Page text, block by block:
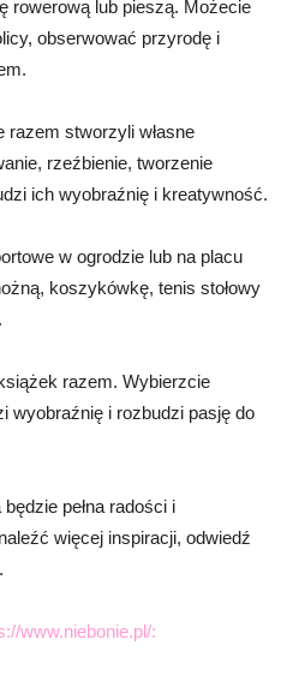
rowerową lub pieszą. Możecie
obserwować przyrodę i
razem stworzyli własne
rzeźbienie, tworzenie
ich wyobraźnię i kreatywność.
w ogrodzie lub na placu
koszykówkę, tenis stołowy
razem. Wybierzcie
wyobraźnię i rozbudzi pasję do
pełna radości i
więcej inspiracji, odwiedź
www.niebonie.pl/: